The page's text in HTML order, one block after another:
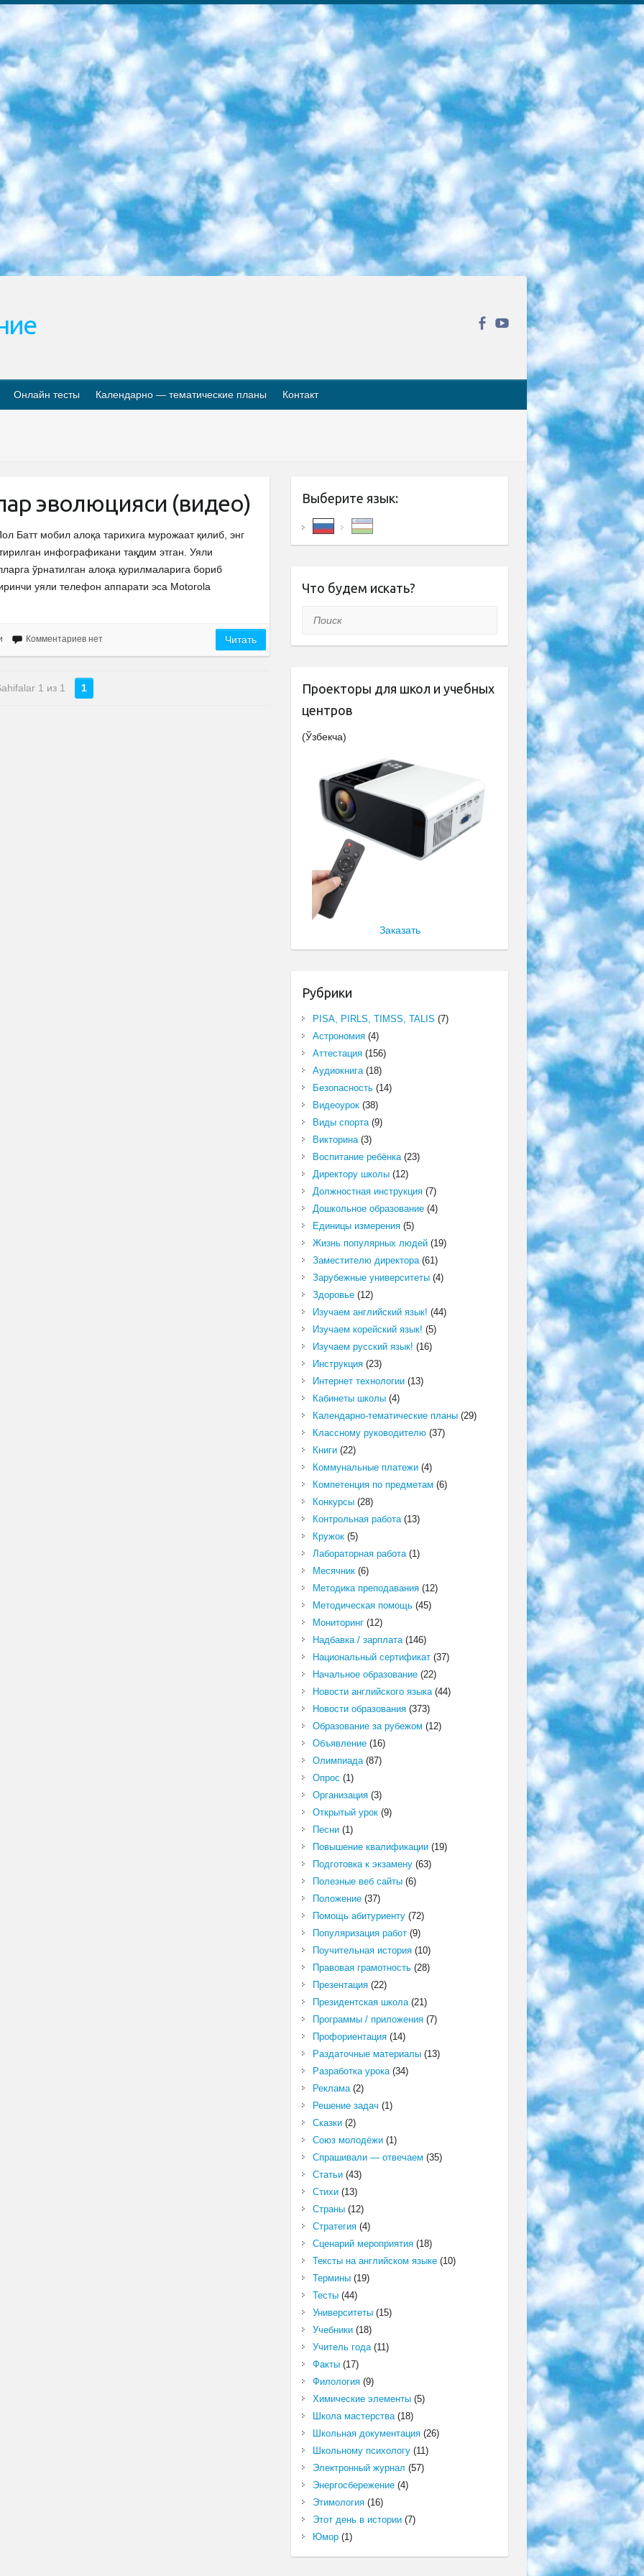
экзамен ориентирован на творческое и логическое мышление при подготовке базы материалов учитывать введение заданий. 5. Следует отметить, что: сертификат государственного образца о знании общеобразовательного предмета и как минимум национальный уровень B1 по предметам на иностранных языках, указанным в Приложении 2. или международно признанный сертификат эквивалентного уровня студенты, изучающие определенный предмет, освобождаются от экзамена; по соответствующим предметам запланирована итоговая государственная аттестация за день до дня, путем жеребьевки Рабочей группой (в письменной форме по предметам, проводимым в форме) из числа сформированных вариантов выбрано 2 варианта; 2 выбранных варианта экзамена анонсированы на официальном сайте министерства и все выпускники по всей стране на основе этих вариантов проводит итоговую государственную аттестацию. 6. Государственное образование учащихся средних общеобразовательных учреждений. знания в соответствии с квалификационными требованиями, которые необходимо приобрести на основании стандартов итоговый (выпускной) контроль для 9 и 11 классов в целях тестирования Экзамены (далее – экзамены) состоят из предметов, перечисленных в приложении 1. будет сделано. 7. Экзамены пройдут с 26 мая по 15 июня 2024 г. (кроме науки физического воспитания). 8. Физическая для учащихся 9 классов общесредних образовательных учреждений. Экзамены по предмету «Образование, квалификация медицина» 1-6 мая 2024 года. сотрудники перевести под присмотр (с отклонениями в физическом или умственном развитии) специализированная школа для детей, школы-интернаты и со сколиозом школы-интернаты санаторного типа для больных детей исключены). 9. Он был слепым, слабовидящим и имел нарушения опорно-двигательного аппарата. экзамены в специализированных школах и интернатах для детей должны проводиться исходя из требований, предъявляемых к общеобразовательным учреждениям (физкультура кроме науки). 10. Специализированная школа для глухих и слабослышащих детей. и экзамены в интернатах и быть реализован в виде письменного теста по математике. 11. Специальность для умственно отсталых детей. Для 9 класса Родной язык и литературное письмо Государственный язык (язык обучения – узбекский). для неклассов) написано Математическое письмо Письменная/устная история Узбекистана Физическое воспитание практично Итоговый контроль Для 11 класса Написание родного языка и литературы (эссе) Математическое письмо Узбекский язык (обучение на узбекском языке) не посещающее общее среднее образование для учреждений)/Образовательное учреждение выбор письменный и устный Иностранный язык письменный/устный Письменная/устная история Узбекистана *По выбору студента:  Химия  Физика  Основы государственного права  География 10 бесплатных образовательных ресурсов - Мы составили подборку онлайн-проектов с интерактивными упражнениями, видеолекциями и статьями. Они помогут вам обрести новые и освежить старые знания бесплатно. 1. «ИНТУИТ» Старейшая образовательная площадка Рунета. Здесь вы найдёте сотни текстовых и видеокурсов на десятки различных тем — от программирования до психологии. Многие курсы подготовлены российскими университетами и крупными международными компаниями вроде Intel и Microsoft. Самостоятельное обучение бесплатное, но желающие могут оплатить услуги персональных наставников. 2. «Смартия» знакомит с актуальными профессиями и подсказывает, как им обучаться. Выбрав заинтересовавшую вас специальность — SMM-специалист, фотограф, веб-дизайнер или другую, — увидите список необходимых для неё умений. Чтобы вы могли освоить их самостоятельно, для каждого умения площадка отображает подборку ссылок на учебные материалы. Хотя «Смартия» ориентируется на русскоязычную аудиторию, часть контента всё же доступна только на английском. 3. «Лекторий Физтеха» Проект Московского физико-технического института (Физтеха). С его помощью вы можете смотреть онлайн серии лекций, записанные на видео в этом вузе. В числе доступных предметов — физика, биология, химия, информационные технологии и другие. К некоторым лекциям администрация ресурса прилагает готовые конспекты, которые можно скачивать в PDF-формате. 4. ITMOcourses Онлайн-площадка Санкт-Петербургского национального исследовательского университета информационных технологий, механики и оптики (ИТМО). Ресурс предоставляет свободный доступ к курсам, разработанным в этом вузе. Каталог материалов разбит на четыре категории: «Оптические системы и технологии», «Приборостроение и робототехника», «Информационные технологии» и «Биотехнологии». Курсы состоят из видеолекций, интерактивных демонстраций и заданий. 5. «КиберЛенинка» Электронная научная библиотека открытого доступа. Каталог площадки регулярно обрастает текстами статей из различных научных изданий. Сгруппированные по журналам и рубрикам публикации можно читать онлайн или скачивать целиком в PDF-формате. Проект нацелен на популяризацию науки за счёт открытого доступа к качественной информации. 6. «ПостНаука» На этом ресурсе публикуют подборки видеолекций, составленные экспертами из разных отраслей и объединённые общими темами. Среди них, к примеру, есть серии «Биоинформатика и геномика», «Культура средневековой Скандинавии» и Cinema Studies о теории кино. Каждая подборка лекций — логически связанная история, рассказанная экспертом от первого лица. Кроме того, на сайте появляются научно-образовательные статьи и тесты на разные темы. 7. «Newочём» Команда проекта «Newочём» отбирает самые интересные тексты из англоязычных СМИ и переводит те из них, за которые голосуют участники сообщества «ВКонтакте». По большей части это научно-популярные статьи. Редакторы придумывают лишь заголовки, в остальном содержание переводов соответствует оригиналам. Полные тексты можно читать прямо в социальной сети. 8. InternetUrok Онлайн-база материалов по основным дисциплинам школьной программы. Информация на сайте структурирована по классам, предметам и темам (урокам). Каждый урок состоит из видеолекций и конспектов. Есть также интерактивные тренажёры и тесты для закрепления пройденного материала. Даже если вы давно окончили школу, возможность повторить программу старших классов всегда может пригодиться. 9. Edutainme Ещё один ресурс об образовании. В отличие от Newtonew, как мне кажется, Edutainme больше ориентируется на представителей индустрии: педагогов, предпринимателей, разработчиков образовательных проектов. Но и любой, кто просто стремится к саморазвитию, найдёт на сайте много полезного и интересного для себя. Например, информацию о новых курсах и образовательных сервисах. 10. Newtonew Онлайн-медиа об образовании и обучении в широком смысле. Авторы Newtonew пишут об инструментах, заведениях, тактиках и стратегиях, которые помогают учить других и получать новые знания самостоятельно. На этой площадке вы найдёте новости, обзоры, аналитические мат
Онлайн тесты Календарно — тематические планы Контакт
эволюцияси (видео)
Батт мобил алоқа тарихига мурожаат қилиб, энг
инфографикани тақдим этган. Уяли
ўрнатилган алоқа қурилмаларига бориб
уяли телефон аппарати эса Motorola
Комментариев нет Читать
1 из 1 1
Выберите язык:
Что будем искать?
Поиск
Проекторы для школ и учебных
центров
(Ўзбекча)
Заказать
Рубрики
PISA, PIRLS, TIMSS, TALIS (7)
Астрономия(4)
Аттестация(156)
Аудиокнига(18)
Безопасность(14)
Видеоурок(38)
Виды спорта(9)
Викторина(3)
Воспитание ребёнка(23)
Директору школы(12)
Должностная инструкция(7)
Дошкольное образование(4)
Единицы измерения(5)
Жизнь популярных людей(19)
Заместителю директора(61)
Зарубежные университеты(4)
Здоровье(12)
Изучаем английский язык! (44)
Изучаем корейский язык! (5)
Изучаем русский язык! (16)
Инструкция(23)
Интернет технологии(13)
Кабинеты школы(4)
Календарно-тематические планы(29)
Классному руководителю(37)
Книги(22)
Коммунальные платежи(4)
Компетенция по предметам (6)
Конкурсы(28)
Контрольная работа(13)
Кружок(5)
Лабораторная работа(1)
Месячник(6)
Методика преподавания(12)
Методическая помощь(45)
Мониторинг(12)
Надбавка / зарплата(146)
Национальный сертификат(37)
Начальное образование(22)
Новости английского языка(44)
Новости образования(373)
Образование за рубежом (12)
Объявление(16)
Олимпиада(87)
Опрос (1)
Организация(3)
Открытый урок(9)
Песни(1)
Повышение квалификации(19)
Подготовка к экзамену(63)
Полезные веб сайты(6)
Положение(37)
Помощь абитуриенту(72)
Популяризация работ(9)
Поучительная история(10)
Правовая грамотность(28)
Презентация(22)
Президентская школа(21)
Программы / приложения(7)
Профориентация(14)
Раздаточные материалы(13)
Разработка урока(34)
Реклама(2)
Решение задач (1)
Сказки(2)
Союз молодёжи(1)
Спрашивали — отвечаем (35)
Статьи(43)
Стихи(13)
Страны(12)
Стратегия(4)
Сценарий мероприятия(18)
Тексты на английском языке(10)
Термины(19)
Тесты(44)
Университеты(15)
Учебники(18)
Учитель года(11)
Факты(17)
Филология(9)
Химические элементы(5)
Школа мастерства(18)
Школьная документация(26)
Школьному психологу(11)
Электронный журнал (57)
Энергосбережение(4)
Этимология(16)
Этот день в истории(7)
Юмор(1)